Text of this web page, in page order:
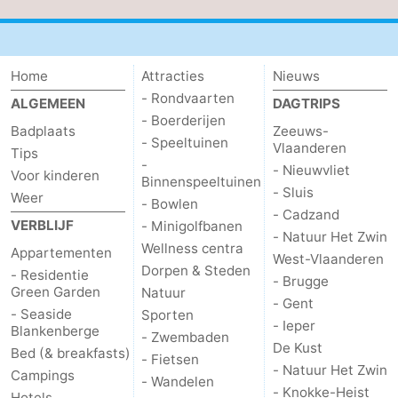
Vlaanderen
-
Nieuwvliet
-
Sluis
-
Cadzand
-
Natuur
Het
Zwin
West-
Vlaanderen
-
Brugge
Gent
Ieper
De
Kust
-
Home
ALGEMEEN
Badplaats
Tips
Voor kinderen
Weer
VERBLIJF
Appartementen
- Residentie
Green Garden
- Seaside
Blankenberge
Bed (& breakfasts)
Campings
Attracties
- Rondvaarten
- Boerderijen
- Speeltuinen
-
Binnenspeeltuinen
- Bowlen
- Minigolfbanen
Wellness centra
Dorpen & Steden
Natuur
Sporten
- Zwembaden
- Fietsen
- Wandelen
Nieuws
DAGTRIPS
Zeeuws-
Vlaanderen
- Nieuwvliet
- Sluis
- Cadzand
- Natuur Het Zwin
West-Vlaanderen
- Brugge
- Gent
- Ieper
De Kust
- Natuur Het Zwin
- Knokke-Heist